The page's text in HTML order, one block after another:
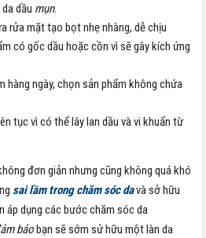
dầu mụn.
rửa mặt tạo bọt nhẹ nhàng, dễ chịu
có gốc dầu hoặc cồn vì sẽ gây kích ứng
hàng ngày, chọn sản phẩm không chứa
tục vì có thể lây lan dầu và vi khuẩn từ
đơn giản nhưng cũng không quá khó
sai lầm trong chăm sóc davà sở hữu
áp dụng các bước chăm sóc da
bảobạn sẽ sớm sử hữu một làn da